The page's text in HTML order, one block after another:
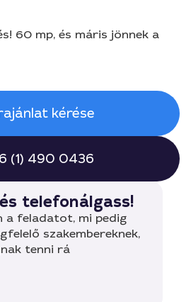
60 mp, és máris jönnek a
kérése
(1) 490 0436
telefonálgass!
a feladatot, mi pedig
szakembereknek,
tenni rá